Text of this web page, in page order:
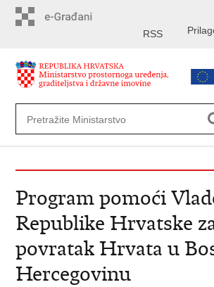
RSS
Program pomoći
Republike Hrvatske
povratak Hrvata u
Hercegovinu